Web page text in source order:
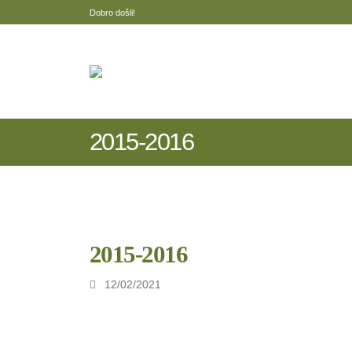
Dobro došli!
2015-2016
2015-2016
12/02/2021